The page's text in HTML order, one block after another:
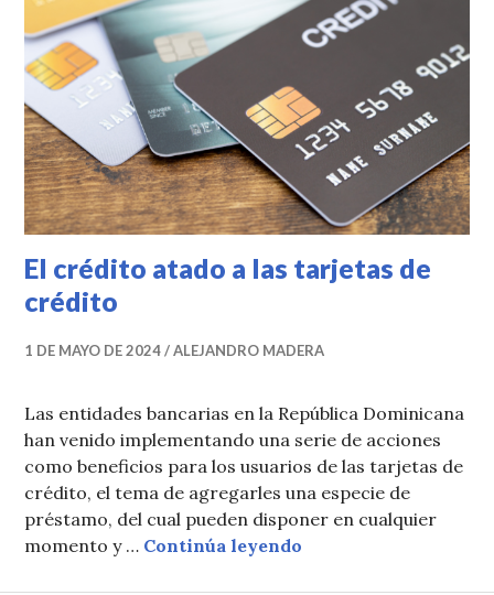
El crédito atado a las tarjetas de
crédito
1 DE MAYO DE 2024 ALEJANDRO MADERA
Las entidades bancarias en la República Dominicana
han venido implementando una serie de acciones
como beneficios para los usuarios de las tarjetas de
crédito, el tema de agregarles una especie de
préstamo, del cual pueden disponer en cualquier
momento y … Continúa leyendo